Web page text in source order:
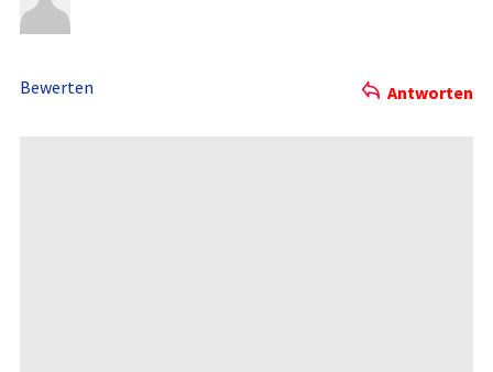
Bewerten Antworten